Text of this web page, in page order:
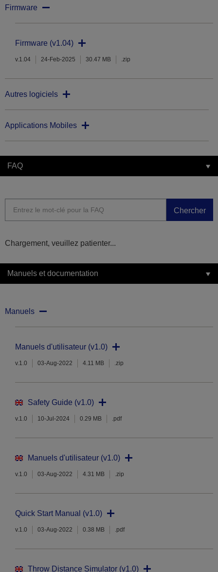
Firmware
Firmware (v1.04)
v.1.04 24-Feb-2025 30.47 MB .zip
Autres logiciels
Applications Mobiles
FAQ
Chercher
Chargement, veuillez patienter...
Manuels et documentation
Manuels
Manuels d'utilisateur (v1.0)
v.1.0 03-Aug-2022 4.11 MB .zip
Safety Guide (v1.0)
v.1.0 10-Jul-2024 0.29 MB .pdf
Manuels d'utilisateur (v1.0)
v.1.0 03-Aug-2022 4.31 MB .zip
Quick Start Manual (v1.0)
v.1.0 03-Aug-2022 0.38 MB .pdf
Throw Distance Simulator (v1.0)